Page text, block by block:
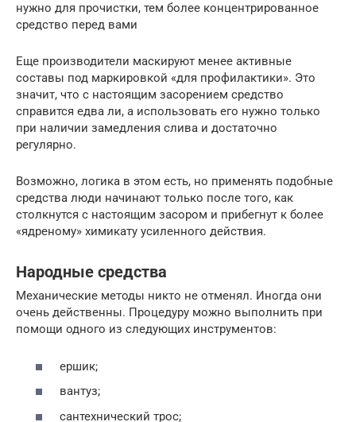
нужно для прочистки, тем более концентрированное
средство перед вами
Еще производители маскируют менее активные
составы под маркировкой «для профилактики». Это
значит, что с настоящим засорением средство
справится едва ли, а использовать его нужно только
при наличии замедления слива и достаточно
регулярно.
Возможно, логика в этом есть, но применять подобные
средства люди начинают только после того, как
столкнутся с настоящим засором и прибегнут к более
«ядреному» химикату усиленного действия.
Народные средства
Механические методы никто не отменял. Иногда они
очень действенны. Процедуру можно выполнить при
помощи одного из следующих инструментов:
ершик;
вантуз;
сантехнический трос;